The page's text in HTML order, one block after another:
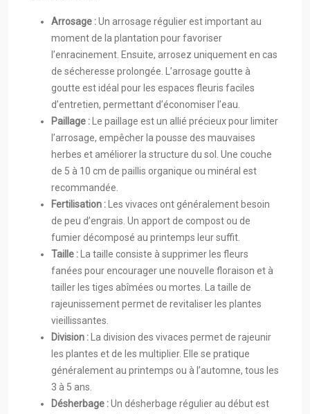
Arrosage :Un arrosage régulier est important au
moment de la plantation pour favoriser
l’enracinement. Ensuite, arrosez uniquement en cas
de sécheresse prolongée. L’arrosage goutte à
goutte est idéal pour les espaces fleuris faciles
d’entretien, permettant d’économiser l’eau.
Paillage :
Le paillage est un allié précieux pour limiter
l’arrosage, empêcher la pousse des mauvaises
herbes et améliorer la structure du sol. Une couche
de 5 à 10 cm de paillis organique ou minéral est
recommandée.
Fertilisation :
Les vivaces ont généralement besoin
de peu d’engrais. Un apport de compost ou de
fumier décomposé au printemps leur suffit.
Taille :
La taille consiste à supprimer les fleurs
fanées pour encourager une nouvelle floraison et à
tailler les tiges abîmées ou mortes. La taille de
rajeunissement permet de revitaliser les plantes
vieillissantes.
Division :
La division des vivaces permet de rajeunir
les plantes et de les multiplier. Elle se pratique
généralement au printemps ou à l’automne, tous les
3 à 5 ans.
Désherbage :Un désherbage régulier au début est